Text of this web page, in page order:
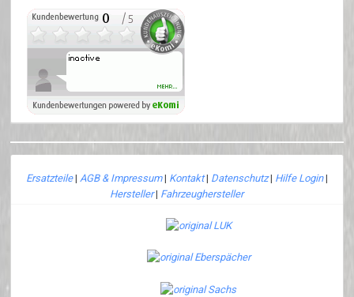
Ersatzteile| AGB & Impressum| Kontakt| Datenschutz| Hilfe Login|
Hersteller| Fahrzeughersteller